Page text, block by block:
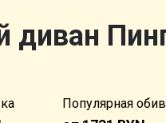
диван
Популярная